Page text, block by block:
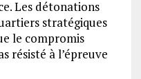
Les détonations
stratégiques
le compromis
résisté à l’épreuve